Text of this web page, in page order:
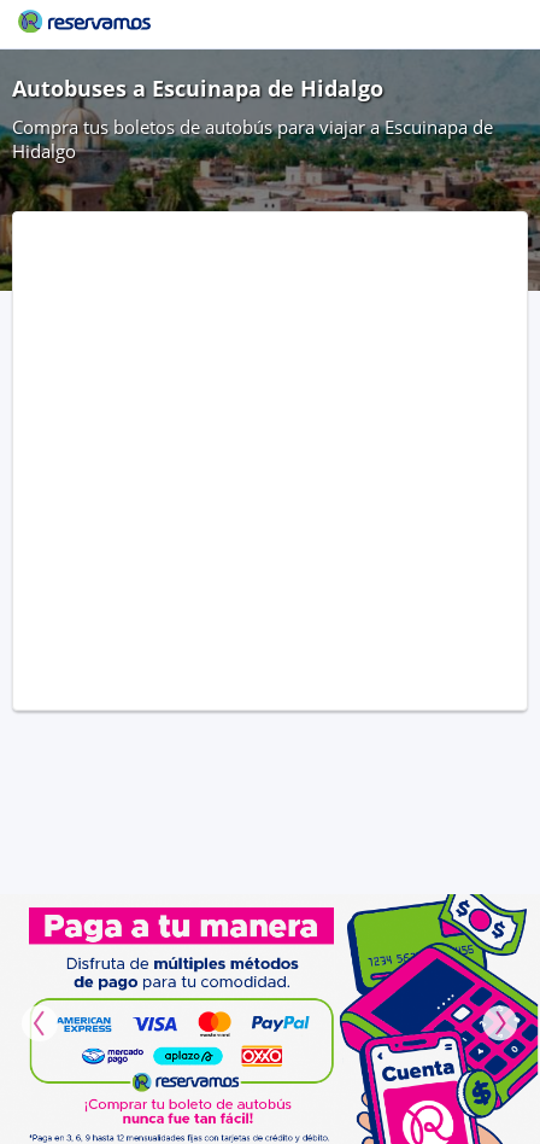
Autobuses a Escuinapa de Hidalgo
Compra tus boletos de autobús para viajar a Escuinapa de
Hidalgo